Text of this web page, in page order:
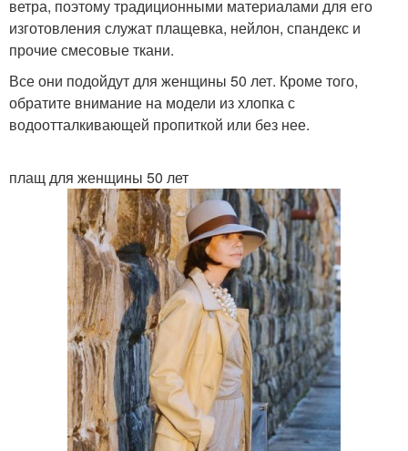
ветра, поэтому традиционными материалами для его
изготовления служат плащевка, нейлон, спандекс и
прочие смесовые ткани.
Все они подойдут для женщины 50 лет. Кроме того,
обратите внимание на модели из хлопка с
водоотталкивающей пропиткой или без нее.
плащ для женщины 50 лет